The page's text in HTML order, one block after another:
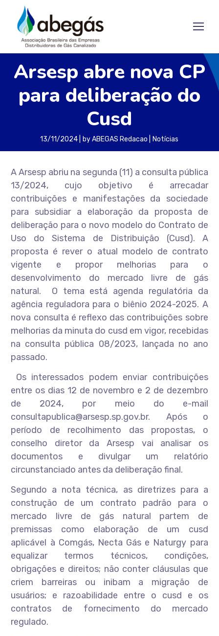
Arsesp abre nova CP
para deliberação do
Cusd
13/11/2024 byABEGAS Redacao Notícias
A Arsesp abriu na segunda (11) a consulta pública
13/2024, cujo objetivo é arrecadar
contribuições e manifestações da sociedade
para subsidiar a elaboração da proposta de
deliberação para o novo modelo do Contrato de
Uso do Sistema de Distribuição (Cusd). A
proposta é rever o atual modelo de contrato
vigente e propor melhorias para o
desenvolvimento do mercado livre de gás
natural. O tema está agenda regulatória da
agência reguladora para o biênio 2024-2025. A
nova consulta é reflexo das contribuições sobre
melhorias da minuta do cusd em vigor, recebidas
na consulta pública 08/2023, lançada no ano
passado.
Os interessados podem enviar contribuições
entre os dias 12 de novembro e 2 de dezembro
de 2024, por meio do e-mail
consultapublica@arsesp.sp.gov.br. Após o
período de recolhimento das propostas, o
conselho diretor da Arsesp vai analisar os
documentos e divulgar um relatório
circunstanciado antes da deliberação final.
Segundo a nota técnica, as diretrizes para a
construção de um contrato padrão para o
mercado livre de gás natural partem de
premissas como elaboração de um cusd
aplicável à Comgás, Necta Gás e Naturgy para
equalizar termos técnicos, condições,
obrigações e direitos; não conter cláusulas que
criem barreiras ou inibam a migração de
usuários; e razoabilidade entre o cusd e os
contratos de fornecimento do mercado
regulado.